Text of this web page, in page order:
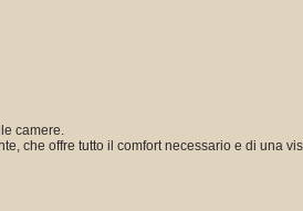
camere.
che offre tutto il comfort necessario e di una